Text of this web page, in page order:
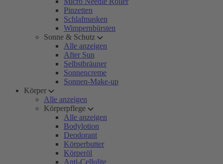
Pinzetten
Schlafmasken
Wimpernbürsten
Sonne & Schutz
Alle anzeigen
After Sun
Selbstbräuner
Sonnencreme
Sonnen-Make-up
Körper
Alle anzeigen
Körperpflege
Alle anzeigen
Bodylotion
Deodorant
Körperbutter
Körperöl
Anti-Cellulite